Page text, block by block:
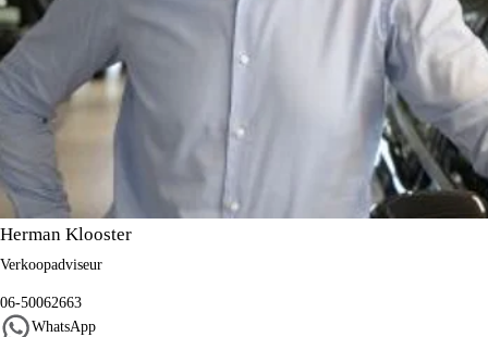
Herman Klooster
Verkoopadviseur
06-50062663
WhatsApp